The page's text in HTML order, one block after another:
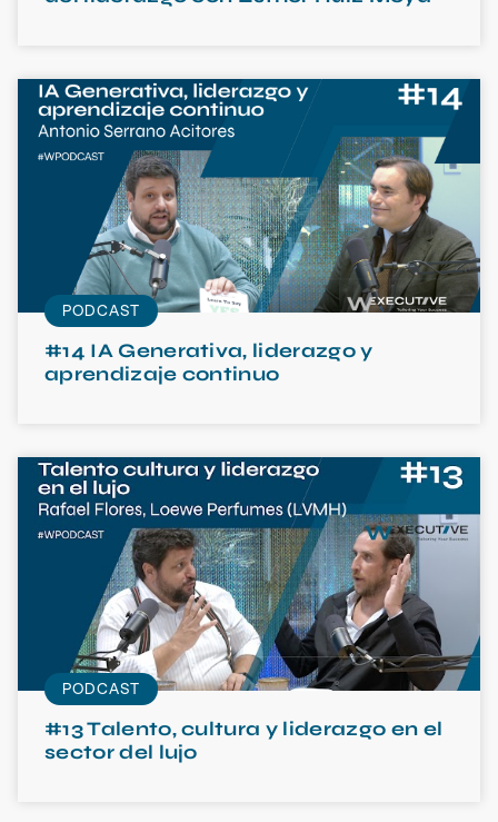
PODCAST
#14 IA Generativa, liderazgo y
aprendizaje continuo
PODCAST
#13 Talento, cultura y liderazgo en el
sector del lujo